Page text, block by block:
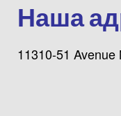
Наша
11310-51